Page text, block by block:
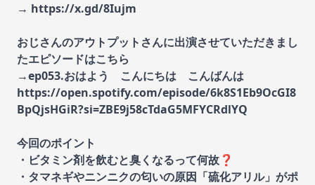
→ https://x.gd/8Iujm
おじさんのアウトプットさんに出演させていただきまし
たエピソードはこちら
→ep053.おはよう こんにちは こんばんは
https://open.spotify.com/episode/6k8S1Eb9OcGI8
BpQjsHGiR?si=ZBE9j58cTdaG5MFYCRdlYQ
今回のポイント
・ビタミン剤を飲むと臭くなるって何故❓
・タマネギやニンニクの匂いの原因「硫化アリル」がポ